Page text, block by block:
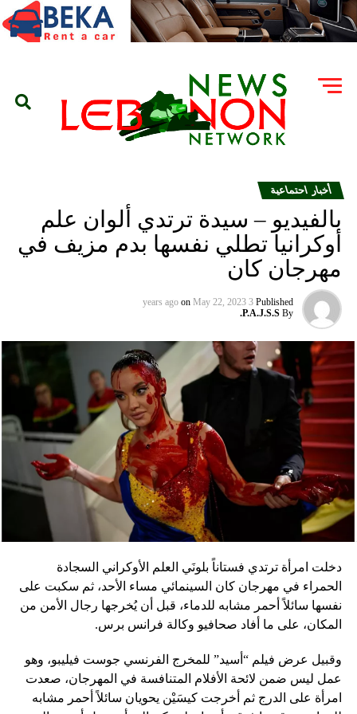
أخبار احتماعية
بالفيديو – سيدة ترتدي ألوان علم
أوكرانيا تطلي نفسها بدم مزيف في
مهرجان كان
Published
3 years ago
on May 22, 2023
By
P.A.J.S.S.
دخلت امرأة ترتدي فستاناً بلونَي العلم الأوكراني السجادة
الحمراء في مهرجان كان السينمائي مساء الأحد، ثم سكبت على
نفسها سائلاً أحمر مشابه للدماء، قبل أن يُخرجها رجال الأمن من
المكان، على ما أفاد صحافيو وكالة فرانس برس.
وقبيل عرض فيلم “أسيد” للمخرج الفرنسي جوست فيليبو، وهو
عمل ليس ضمن لائحة الأفلام المتنافسة في المهرجان، صعدت
امرأة على الدرج ثم أخرجت كيسَيْن يحويان سائلاً أحمر مشابه